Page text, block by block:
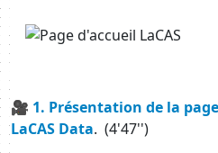
Image
🎥 1. Présentation de la
LaCAS Data. (4'47'')